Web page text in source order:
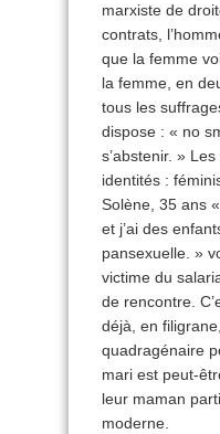
marxiste de
contrats,
que la femme
la femme, en
tous les
dispose : « no
s’abstenir. »
identités :
Solène, 35 ans
et j’ai des
pansexuelle. »
victime du
de rencontre.
déjà, en
quadragénaire
mari est peut-
leur maman
moderne.